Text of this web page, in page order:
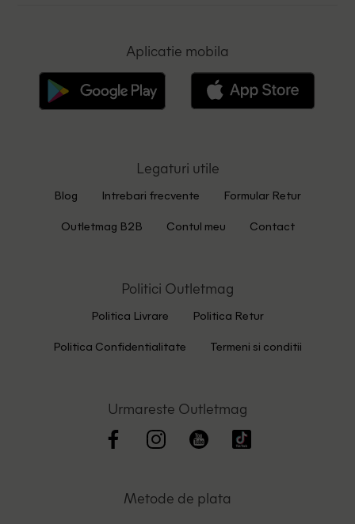
Aplicatie mobila
Legaturi utile
Blog Intrebari frecvente Formular Retur
Outletmag B2B Contul meu Contact
Politici Outletmag
Politica Livrare Politica Retur
Politica Confidentialitate Termeni si conditii
Urmareste Outletmag
Metode de plata